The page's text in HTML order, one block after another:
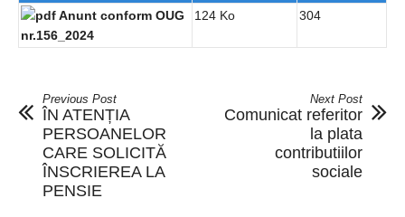
Anunt conform OUG
nr.156_2024
124 Ko 304
Previous Post
ÎN ATENȚIA
PERSOANELOR
CARE SOLICITĂ
ÎNSCRIEREA LA
PENSIE
Next Post
Comunicat referitor
la plata
contributiilor
sociale